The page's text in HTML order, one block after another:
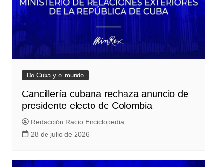
De Cuba y el mundo
Cancillería cubana rechaza anuncio de
presidente electo de Colombia
Redacción Radio Enciclopedia
28 de julio de 2026